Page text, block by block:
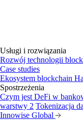
Usługi i rozwiązania
Rozwój technologii
Case studies
Ekosystem blockchain
Spostrzeżenia
Czym jest DeFi w
warstwy 2 Tokenizacja
Innowise Global